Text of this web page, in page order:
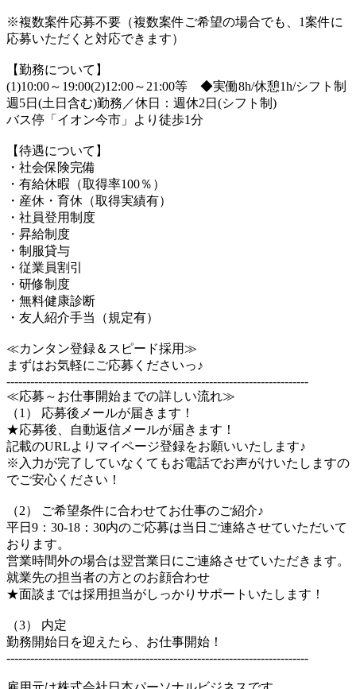
※複数案件応募不要（複数案件ご希望の場合でも、1案件に
応募いただくと対応できます）
【勤務について】
(1)10:00～19:00(2)12:00～21:00等 ◆実働8h/休憩1h/シフト制
週5日(土日含む)勤務／休日：週休2日(シフト制)
バス停「イオン今市」より徒歩1分
【待遇について】
・社会保険完備
・有給休暇（取得率100％）
・産休・育休（取得実績有）
・社員登用制度
・昇給制度
・制服貸与
・従業員割引
・研修制度
・無料健康診断
・友人紹介手当（規定有）
≪カンタン登録＆スピード採用≫
まずはお気軽にご応募くださいっ♪
----------------------------------------------------------------------------
≪応募～お仕事開始までの詳しい流れ≫
（1） 応募後メールが届きます！
★応募後、自動返信メールが届きます！
記載のURLよりマイページ登録をお願いいたします♪
※入力が完了していなくてもお電話でお声がけいたしますの
でご安心ください！
（2） ご希望条件に合わせてお仕事のご紹介♪
平日9：30-18：30内のご応募は当日ご連絡させていただいて
おります。
営業時間外の場合は翌営業日にご連絡させていただきます。
就業先の担当者の方とのお顔合わせ
★面談までは採用担当がしっかりサポートいたします！
（3） 内定
勤務開始日を迎えたら、お仕事開始！
----------------------------------------------------------------------------